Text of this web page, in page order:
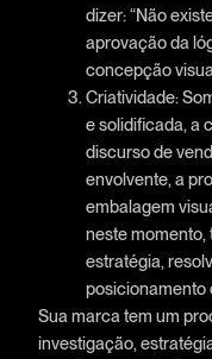
dizer: “Não
aprovação da
concepção
Criatividade:
e solidificada, a
discurso de
envolvente, a
embalagem
neste momento,
estratégia,
posicionamento
Sua marca tem um
investigação,